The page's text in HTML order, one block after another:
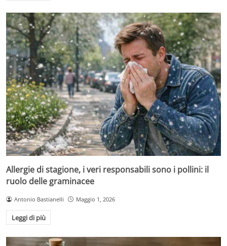
Allergie di stagione, i veri responsabili sono i pollini: il
ruolo delle graminacee
Antonio Bastianelli Maggio 1, 2026
Leggi di più